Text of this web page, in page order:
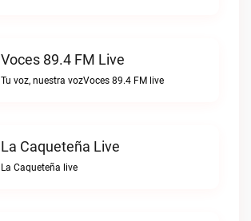
Voces 89.4 FM Live
Tu voz, nuestra vozVoces 89.4 FM live
La Caqueteña Live
La Caqueteña live